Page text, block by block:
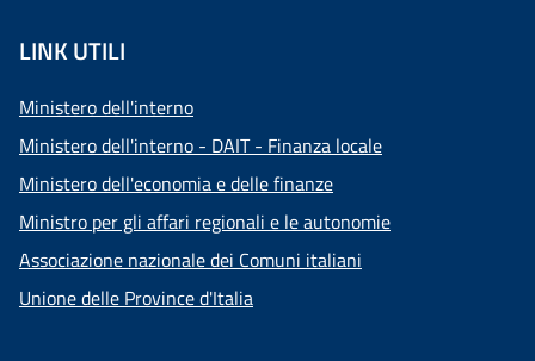
LINK UTILI
Ministero dell'interno
Ministero dell'interno - DAIT - Finanza locale
Ministero dell'economia e delle finanze
Ministro per gli affari regionali e le autonomie
Associazione nazionale dei Comuni italiani
Unione delle Province d'Italia